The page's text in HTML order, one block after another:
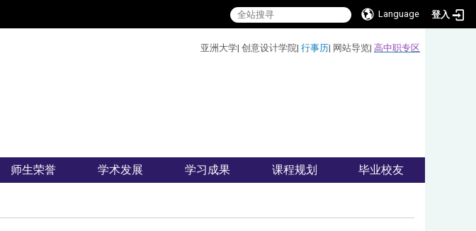
Language 登入
亚洲大学| 创意设计学院| 行事历| 网站导览| 高中职专区
师生荣誉 学术发展 学习成果 课程规划 毕业校友